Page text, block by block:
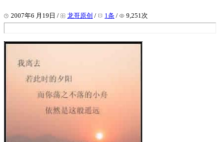
2007年6 月19日 / 龙哥原创 / 1条 / 9,251次